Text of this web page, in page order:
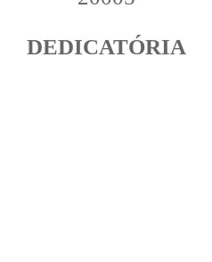
DEDICATÓRIA